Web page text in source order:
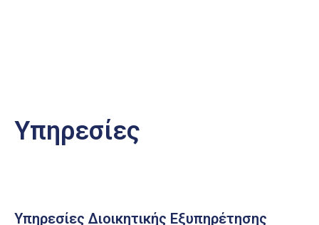
Υπηρεσίες
Υπηρεσίες Διοικητικής Εξυπηρέτησης